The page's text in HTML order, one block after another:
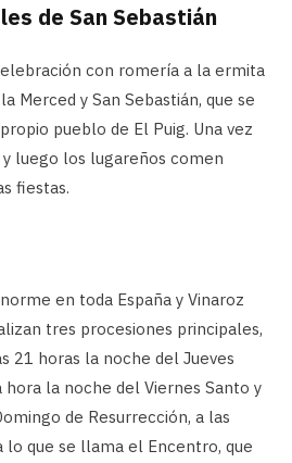
de San Sebastián
con romería a la ermita
Merced y San Sebastián, que se
pueblo de El Puig. Una vez
luego los lugareños comen
fiestas.
en toda España y Vinaroz
tres procesiones principales,
21 horas la noche del Jueves
la noche del Viernes Santo y
de Resurrección, a las
lo que se llama el Encentro, que